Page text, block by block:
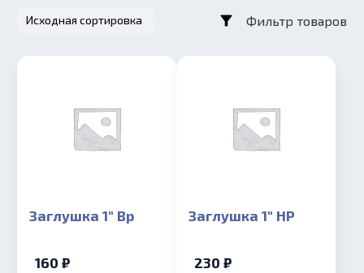
Фильтр товаров
Заглушка 1″ Вр
160 ₽
Заглушка 1″ НР
230 ₽